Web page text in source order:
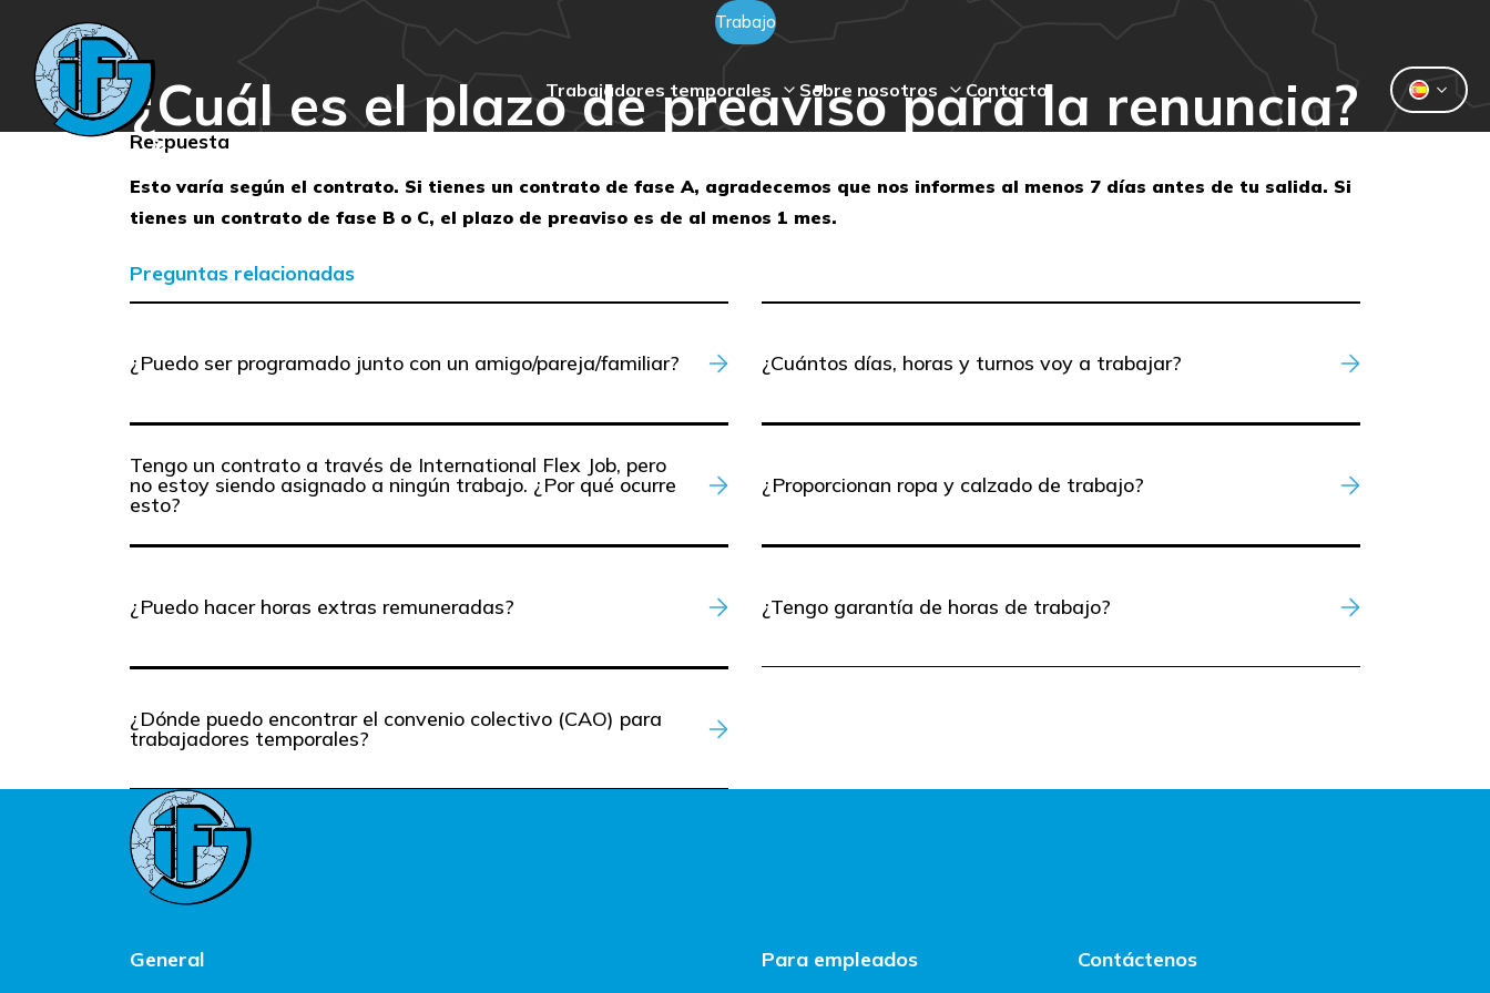
Trabajadores temporales Sobre nosotros Contacto
Trabajo
¿Cuál es el plazo de preaviso para la renuncia?
Respuesta
Esto varía según el contrato. Si tienes un contrato de fase A, agradecemos que nos informes al menos 7 días antes de tu salida. Si
tienes un contrato de fase B o C, el plazo de preaviso es de al menos 1 mes.
Preguntas relacionadas
¿Puedo ser programado junto con un amigo/pareja/familiar? ¿Cuántos días, horas y turnos voy a trabajar?
Tengo un contrato a través de International Flex Job, pero
no estoy siendo asignado a ningún trabajo. ¿Por qué ocurre
esto?
¿Proporcionan ropa y calzado de trabajo?
¿Puedo hacer horas extras remuneradas? ¿Tengo garantía de horas de trabajo?
¿Dónde puedo encontrar el convenio colectivo (CAO) para
trabajadores temporales?
General Para empleados Contáctenos